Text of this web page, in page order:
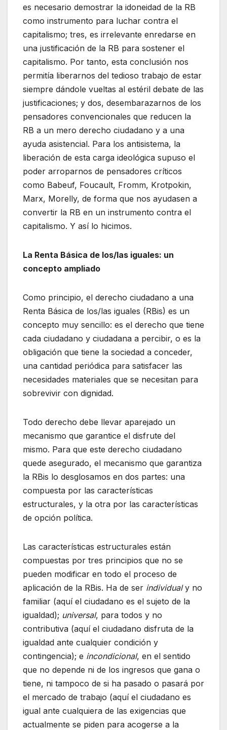
es necesario demostrar la idoneidad de la RB
como instrumento para luchar contra el
capitalismo; tres, es irrelevante enredarse en
una justificación de la RB para sostener el
capitalismo. Por tanto, esta conclusión nos
permitía liberarnos del tedioso trabajo de estar
siempre dándole vueltas al estéril debate de las
justificaciones; y dos, desembarazarnos de los
pensadores convencionales que reducen la
RB a un mero derecho ciudadano y a una
ayuda asistencial. Para los antisistema, la
liberación de esta carga ideológica supuso el
poder arroparnos de pensadores críticos
como Babeuf, Foucault, Fromm, Krotpokin,
Marx, Morelly, de forma que nos ayudasen a
convertir la RB en un instrumento contra el
capitalismo. Y así lo hicimos.
La Renta Básica de los/las iguales: un
concepto ampliado
Como principio, el derecho ciudadano a una
Renta Básica de los/las iguales (RBis) es un
concepto muy sencillo: es el derecho que tiene
cada ciudadano y ciudadana a percibir, o es la
obligación que tiene la sociedad a conceder,
una cantidad periódica para satisfacer las
necesidades materiales que se necesitan para
sobrevivir con dignidad.
Todo derecho debe llevar aparejado un
mecanismo que garantice el disfrute del
mismo. Para que este derecho ciudadano
quede asegurado, el mecanismo que garantiza
la RBis lo desglosamos en dos partes: una
compuesta por las características
estructurales, y la otra por las características
de opción política.
Las características estructurales están
compuestas por tres principios que no se
pueden modificar en todo el proceso de
aplicación de la RBis. Ha de ser individualy no
familiar (aquí el ciudadano es el sujeto de la
igualdad); universal, para todos y no
contributiva (aquí el ciudadano disfruta de la
igualdad ante cualquier condición y
contingencia); e incondicional, en el sentido
que no depende ni de los ingresos que gana o
tiene, ni tampoco de si ha pasado o pasará por
el mercado de trabajo (aquí el ciudadano es
igual ante cualquiera de las exigencias que
actualmente se piden para acogerse a la